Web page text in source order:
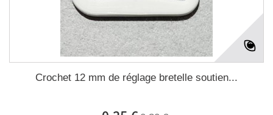
Crochet 12 mm de réglage bretelle soutien...